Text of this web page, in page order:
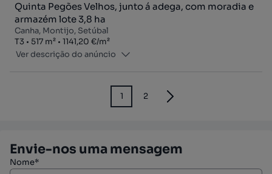
Quinta Pegões Velhos, junto á adega, com moradia e
armazém lote 3,8 ha
Canha, Montijo, Setúbal
Tipologia
T3
Zona517 m²
Preço por metro quadrado
1141,20 €/m²
Ver descrição do anúncio
1 2
Envie-nos uma mensagem
Nome*